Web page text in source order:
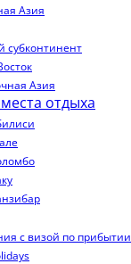
Азия
субконтинент
Азия
отдыха
с визой по прибытии